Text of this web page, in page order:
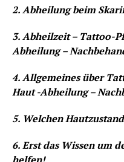
2. Abheilung beim
3. Abheilzeit – Tattoo-
Abheilung –
4. Allgemeines über
Haut -Abheilung –
5. Welchen
6. Erst das Wissen um